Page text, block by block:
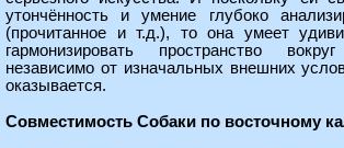
утончённость и умение глубоко
(прочитанное и т.д.), то она умеет
гармонизировать пространство
независимо от изначальных внешних
оказывается.
Совместимость Собаки по восточному